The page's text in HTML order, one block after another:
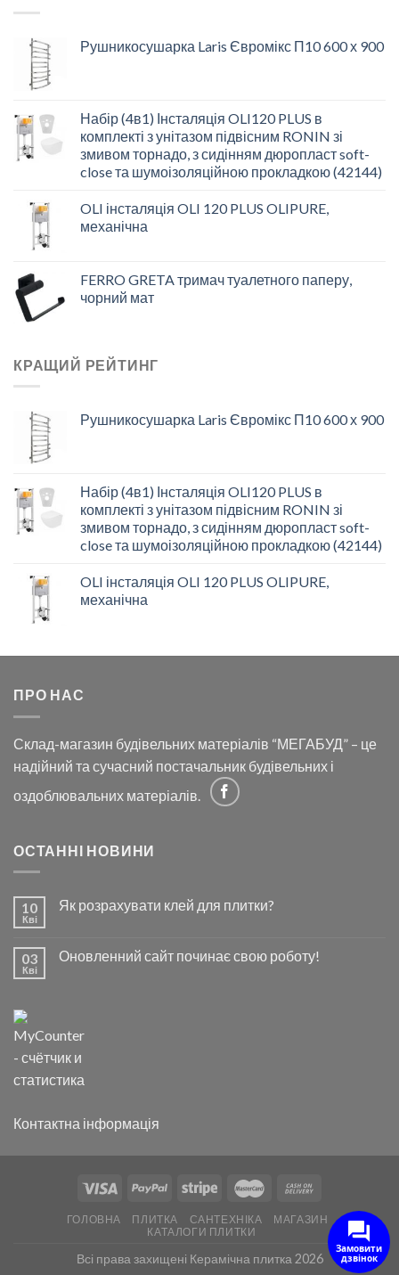
Рушникосушарка Laris Євромікс П10 600 х 900
Набір (4в1) Інсталяція OLI120 PLUS в
комплекті з унітазом підвісним RONIN зі
змивом торнадо, з сидінням дюропласт soft-
close та шумоізоляційною прокладкою (42144)
OLI інсталяція OLI 120 PLUS OLIPURE,
механічна
FERRO GRETA тримач туалетного паперу,
чорний мат
КРАЩИЙ РЕЙТИНГ
Рушникосушарка Laris Євромікс П10 600 х 900
Набір (4в1) Інсталяція OLI120 PLUS в
комплекті з унітазом підвісним RONIN зі
змивом торнадо, з сидінням дюропласт soft-
close та шумоізоляційною прокладкою (42144)
OLI інсталяція OLI 120 PLUS OLIPURE,
механічна
ПРО НАС
Склад-магазин будівельних матеріалів “МЕГАБУД” – це
надійний та сучасний постачальник будівельних і
оздоблювальних матеріалів.
ОСТАННІ НОВИНИ
10
Кві
Як розрахувати клей для плитки?
03
Кві
Оновленний сайт починає свою роботу!
Контактна інформація
ГОЛОВНА ПЛИТКА САНТЕХНІКА
МАГАЗИН
КАТАЛОГИ ПЛИТКИ
Всі права захищені Керамічна плитка 2026
Замовити
дзвінок